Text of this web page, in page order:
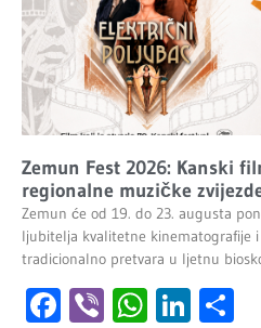
Zemun Fest 2026: Kanski
regionalne muzičke
Zemun će od 19. do 23. augusta
ljubitelja kvalitetne kinematografije
tradicionalno pretvara u ljetnu
Facebook
Viber